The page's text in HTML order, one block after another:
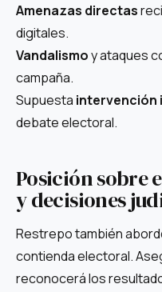
Amenazas directas
digitales.
Vandalismoy ataques
campaña.
Supuesta intervención
debate electoral.
Posición sobre
y decisiones
Restrepo también
contienda electoral.
reconocerá los